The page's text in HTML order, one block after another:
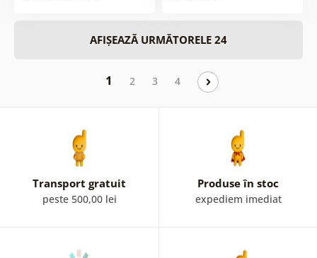
AFIȘEAZĂ URMĂTORELE 24
1 2 3 4
Transport gratuit
peste 500,00 lei
Produse în stoc
expediem imediat